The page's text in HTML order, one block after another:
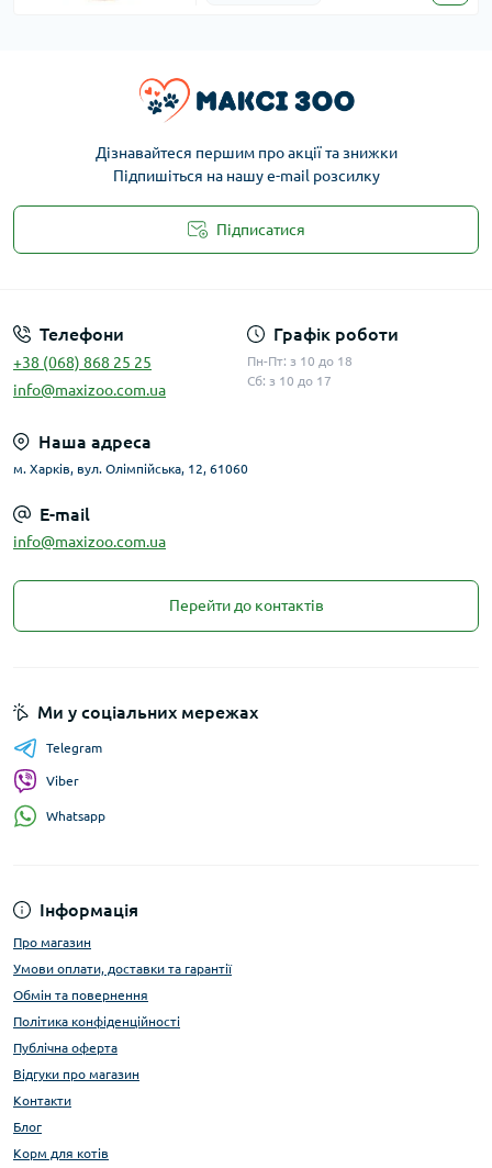
Дізнавайтеся першим про акції та знижки
Підпишіться на нашу e-mail розсилку
Підписатися
Телефони
+38 (068) 868 25 25
info@maxizoo.com.ua
Графік роботи
Пн-Пт: з 10 до 18
Сб: з 10 до 17
Наша адреса
м. Харків, вул. Олімпійська, 12, 61060
E-mail
info@maxizoo.com.ua
Перейти до контактів
Інформація
Про магазин
Умови оплати, доставки та гарантії
Обмін та повернення
Політика конфіденційності
Публічна оферта
Відгуки про магазин
Контакти
Блог
Корм для котів
Ми у соціальних мережах
Telegram
Viber
Whatsapp